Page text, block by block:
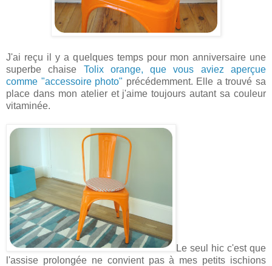
J'ai reçu il y a quelques temps pour mon anniversaire une
superbe chaise Tolix orange, que vous aviez aperçue
comme "accessoire photo" précédemment. Elle a trouvé sa
place dans mon atelier et j'aime toujours autant sa couleur
vitaminée.
Le seul hic c'est que
l'assise prolongée ne convient pas à mes petits ischions